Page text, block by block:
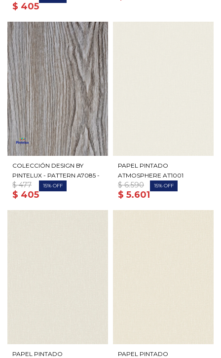
$ 405
COLECCIÓN DESIGN BY
PINTELUX - PATTERN A7085 -
$ 405
$ 477 15
PAPEL PINTADO
ATMOSPHERE AT1001
$ 5.601
$ 6.590 15
PAPEL PINTADO
PAPEL PINTADO